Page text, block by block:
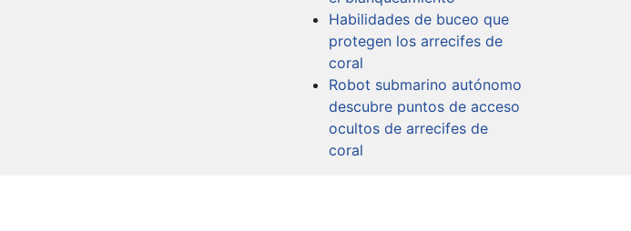
Habilidades de buceo que
protegen los arrecifes de
coral
Robot submarino autónomo
descubre puntos de acceso
ocultos de arrecifes de
coral